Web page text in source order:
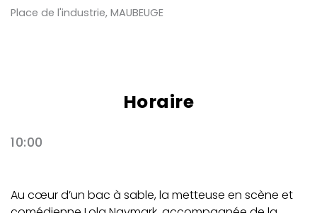
Place de l'industrie, MAUBEUGE
Horaire
10:00
Au cœur d’un bac à sable, la metteuse en scène et